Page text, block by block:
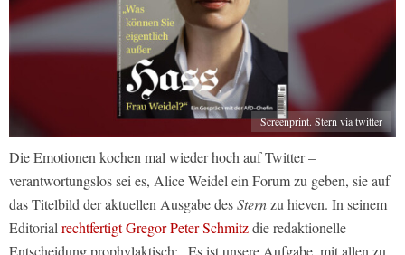
Screenprint. Stern via twitter
Die Emotionen kochen mal wieder hoch auf Twitter –
verantwortungslos sei es, Alice Weidel ein Forum zu geben, sie auf
das Titelbild der aktuellen Ausgabe desSternzu hieven. In seinem
Editorialrechtfertigt Gregor Peter Schmitzdie redaktionelle